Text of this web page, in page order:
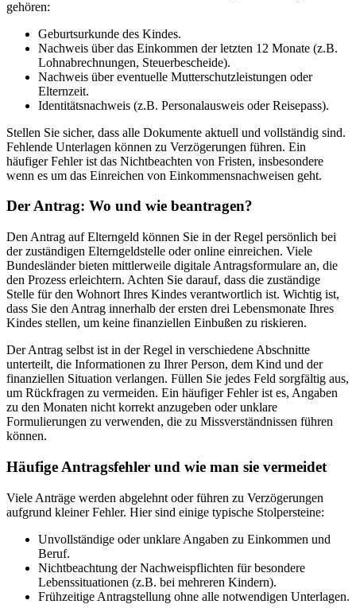
gehören:
Geburtsurkunde des Kindes.
Nachweis über das Einkommen der letzten 12 Monate (z.B.
Lohnabrechnungen, Steuerbescheide).
Nachweis über eventuelle Mutterschutzleistungen oder
Elternzeit.
Identitätsnachweis (z.B. Personalausweis oder Reisepass).
Stellen Sie sicher, dass alle Dokumente aktuell und vollständig sind.
Fehlende Unterlagen können zu Verzögerungen führen. Ein
häufiger Fehler ist das Nichtbeachten von Fristen, insbesondere
wenn es um das Einreichen von Einkommensnachweisen geht.
Der Antrag: Wo und wie beantragen?
Den Antrag auf Elterngeld können Sie in der Regel persönlich bei
der zuständigen Elterngeldstelle oder online einreichen. Viele
Bundesländer bieten mittlerweile digitale Antragsformulare an, die
den Prozess erleichtern. Achten Sie darauf, dass die zuständige
Stelle für den Wohnort Ihres Kindes verantwortlich ist. Wichtig ist,
dass Sie den Antrag innerhalb der ersten drei Lebensmonate Ihres
Kindes stellen, um keine finanziellen Einbußen zu riskieren.
Der Antrag selbst ist in der Regel in verschiedene Abschnitte
unterteilt, die Informationen zu Ihrer Person, dem Kind und der
finanziellen Situation verlangen. Füllen Sie jedes Feld sorgfältig aus,
um Rückfragen zu vermeiden. Ein häufiger Fehler ist es, Angaben
zu den Monaten nicht korrekt anzugeben oder unklare
Formulierungen zu verwenden, die zu Missverständnissen führen
können.
Häufige Antragsfehler und wie man sie vermeidet
Viele Anträge werden abgelehnt oder führen zu Verzögerungen
aufgrund kleiner Fehler. Hier sind einige typische Stolpersteine:
Unvollständige oder unklare Angaben zu Einkommen und
Beruf.
Nichtbeachtung der Nachweispflichten für besondere
Lebenssituationen (z.B. bei mehreren Kindern).
Frühzeitige Antragstellung ohne alle notwendigen Unterlagen.